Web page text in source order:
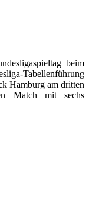
beim
Tabellenführung
Hamburg am dritten
Match mit sechs